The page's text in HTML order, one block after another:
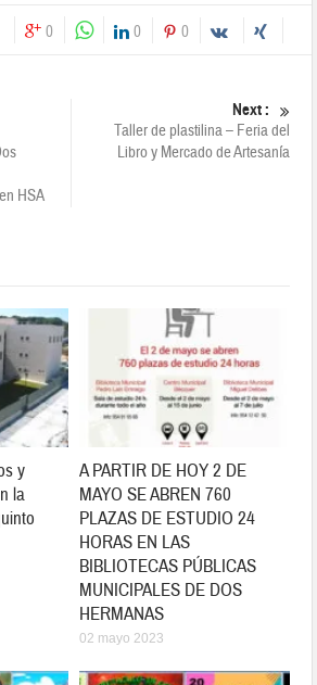
0 0 0
HSA
Next :
Taller de plastilina – Feria del
Libro y Mercado de Artesanía
y
la
A PARTIR DE HOY 2 DE
MAYO SE ABREN 760
PLAZAS DE ESTUDIO 24
HORAS EN LAS
BIBLIOTECAS PÚBLICAS
MUNICIPALES DE DOS
HERMANAS
02 mayo 2023